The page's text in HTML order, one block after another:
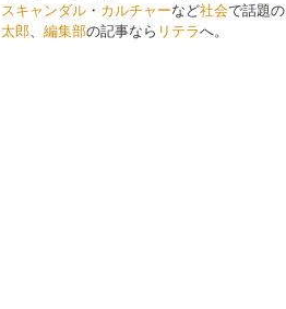
スキャンダル ・ カルチャーなど社会で話題
太郎、 編集部の記事なら リテラへ。